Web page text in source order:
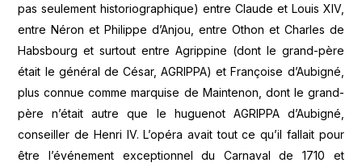
pas seulement historiographique) entre Claude et Louis XIV,
entre Néron et Philippe d’Anjou, entre Othon et Charles de
Habsbourg et surtout entre Agrippine (dont le grand-père
était le général de César, AGRIPPA) et Françoise d’Aubigné,
plus connue comme marquise de Maintenon, dont le grand-
père n’était autre que le huguenot AGRIPPA d’Aubigné,
conseiller de Henri IV. L’opéra avait tout ce qu’il fallait pour
être l’événement exceptionnel du Carnaval de 1710 et